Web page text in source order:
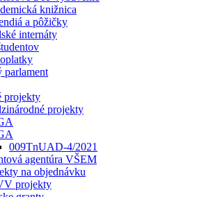
knižnica
a pôžičky
internáty
parlament
projekty
projekty
009TnUAD-4/2021
agentúra VŠEM
na objednávku
projekty